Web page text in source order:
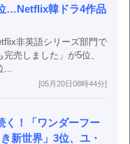
…Netflix韓ドラ4作品
非英語シリーズ部門で
売しました」が5位、
...
[05月20日08時44分]
く！「ワンダーフー
新世界」3位、ユ・